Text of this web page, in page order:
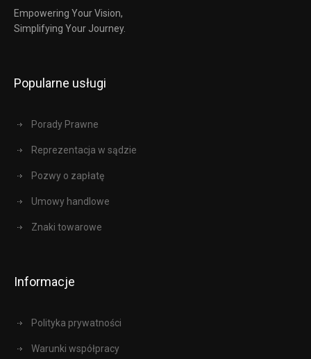
Empowering Your Vision,
Simplifying Your Journey.
Popularne usługi
Porady Prawne
Reprezentacja w sądzie
Pozwy o zapłatę
Umowy handlowe
Znaki towarowe
Informacje
Polityka prywatności
Warunki współpracy